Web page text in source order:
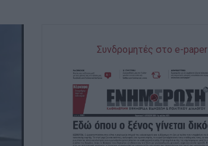
Συνδρομητές στο e-paper